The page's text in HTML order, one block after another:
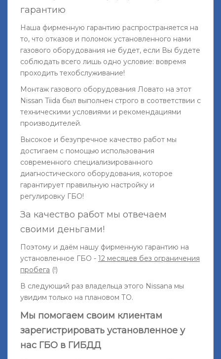
гарантию
Наша фирменную гарантию распространяется на
то, что отказов и поломок установленного нами
газового оборудования не будет, если Вы будете
соблюдать всего лишь одно условие: вовремя
проходить техобслуживание!
Монтаж газового оборудования Ловато на этот
Nissan Tiida был выполнен строго в соответствии с
техническими условиями и рекомендациями
производителей.
Высокое и безупречное качество работ мы
достигаем с помощью использования
современного специализированного
диагностического оборудования, которое
гарантирует правильную настройку и
регулировку ГБО!
За качество работ мы отвечаем
своими деньгами!
Поэтому и даём нашу фирменную гарантию на
установленное ГБО - 12 месяцев без ограничения
пробега (!)
В следующий раз владельца этого Nissanа мы
увидим только на плановом ТО.
Мы помогаем своим клиентам
зарегистрировать установленное у
нас ГБО в ГИБДД